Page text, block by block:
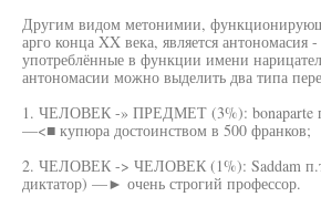
Другим видом метонимии,
арго конца XX века, является антономасия
употреблённые в функции имени
антономасии можно выделить два типа
1. ЧЕЛОВЕК -» ПРЕДМЕТ (3%): bonaparte
—<■ купюра достоинством в 500 франков;
2. ЧЕЛОВЕК -> ЧЕЛОВЕК (1%): Saddam
диктатор) —► очень строгий профессор.